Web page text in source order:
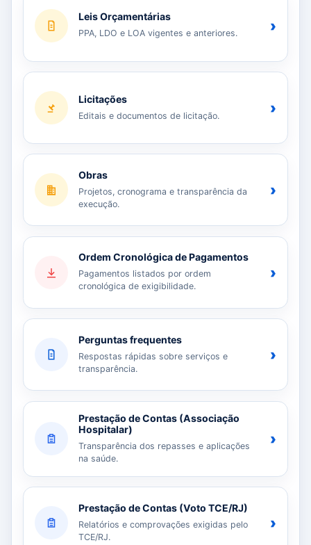
Leis Orçamentárias
PPA, LDO e LOA vigentes e anteriores. ›
Licitações
Editais e documentos de licitação. ›
Obras
Projetos, cronograma e transparência da
execução.
›
Ordem Cronológica de Pagamentos
Pagamentos listados por ordem
cronológica de exigibilidade.
›
Perguntas frequentes
Respostas rápidas sobre serviços e
transparência.
›
Prestação de Contas (Associação
Hospitalar)
Transparência dos repasses e aplicações
na saúde.
›
Prestação de Contas (Voto TCE/RJ)
Relatórios e comprovações exigidas pelo
TCE/RJ.
›